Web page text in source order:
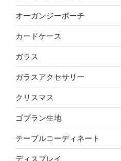
オーガンジーポーチ
カードケース
ガラス
ガラスアクセサリー
クリスマス
ゴブラン生地
テーブルコーディネート
ディスプレイ